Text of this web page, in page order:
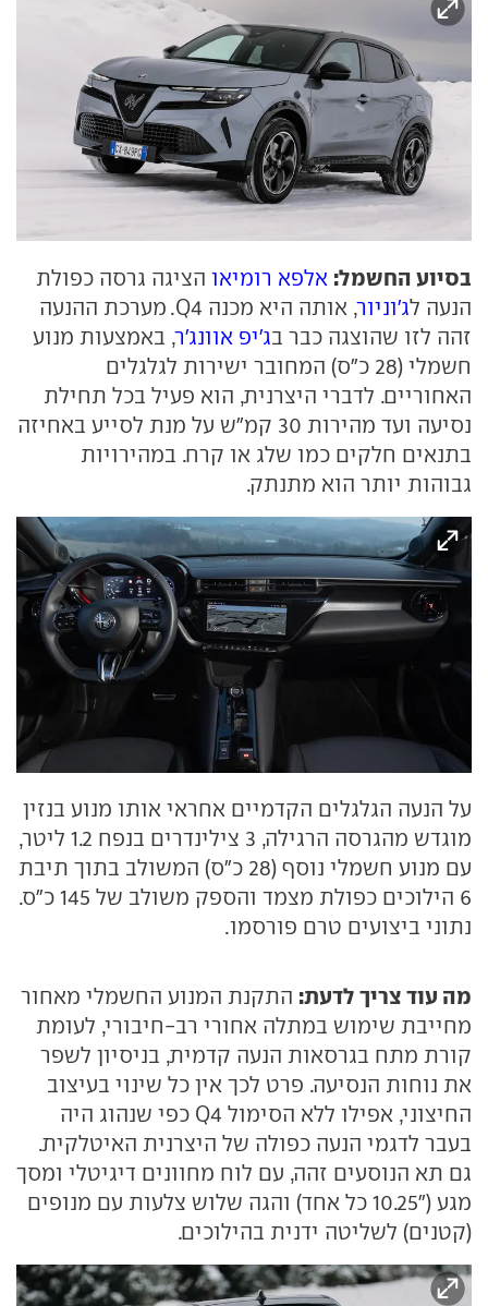
בסיוע החשמל: אלפא רומיאו הציגה גרסה כפולת
הנעה לג'וניור
, אותה היא מכנה Q4. מערכת ההנעה
זהה לזו שהוצגה כבר בג'יפ אוונג'ר, באמצעות מנוע
חשמלי (28 כ"ס) המחובר ישירות לגלגלים
האחוריים. לדברי היצרנית, הוא פעיל בכל תחילת
נסיעה ועד מהירות 30 קמ"ש על מנת לסייע באחיזה
בתנאים חלקים כמו שלג או קרח. במהירויות
גבוהות יותר הוא מתנתק.
על הנעה הגלגלים הקדמיים אחראי אותו מנוע בנזין
מוגדש מהגרסה הרגילה, 3 צילינדרים בנפח 1.2 ליטר,
עם מנוע חשמלי נוסף (28 כ"ס) המשולב בתוך תיבת
6 הילוכים כפולת מצמד והספק משולב של 145 כ"ס.
נתוני ביצועים טרם פורסמו.
מה עוד צריך לדעת: התקנת המנוע החשמלי מאחור
מחייבת שימוש במתלה אחורי רב-חיבורי, לעומת
קורת מתח בגרסאות הנעה קדמית, בניסיון לשפר
את נוחות הנסיעה. פרט לכך אין כל שינוי בעיצוב
החיצוני, אפילו ללא הסימול Q4 כפי שנהוג היה
בעבר לדגמי הנעה כפולה של היצרנית האיטלקית.
גם תא הנוסעים זהה, עם לוח מחוונים דיגיטלי ומסך
מגע ("10.25 כל אחד) והגה שלוש צלעות עם מנופים
(קטנים) לשליטה ידנית בהילוכים.